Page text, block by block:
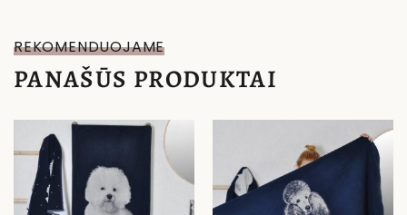
REKOMENDUOJAME
PANAŠŪS PRODUKTAI